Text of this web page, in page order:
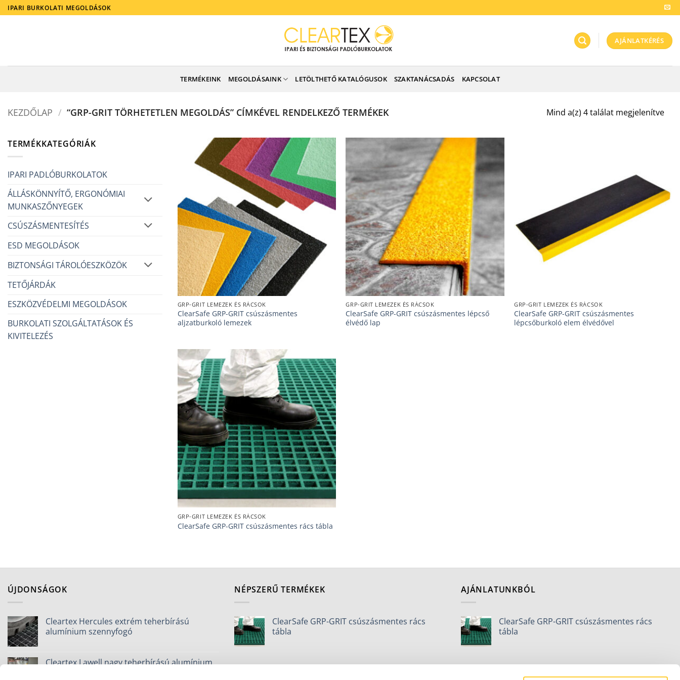
Skip
to
IPARI BURKOLATI MEGOLDÁSOK
AJÁNLATKÉRÉS
TERMÉKEINK MEGOLDÁSAINK LETÖLTHETŐ KATALÓGUSOK SZAKTANÁCSADÁS KAPCSOLAT
KEZDŐLAP / “GRP-GRIT TÖRHETETLEN MEGOLDÁS” CÍMKÉVEL RENDELKEZŐ TERMÉKEK Mind a(z) 4 találat megjelenítve
TERMÉKKATEGÓRIÁK
IPARI PADLÓBURKOLATOK
ÁLLÁSKÖNNYÍTŐ, ERGONÓMIAI
MUNKASZŐNYEGEK
CSÚSZÁSMENTESÍTÉS
ESD MEGOLDÁSOK
BIZTONSÁGI TÁROLÓESZKÖZÖK
TETŐJÁRDÁK
ESZKÖZVÉDELMI MEGOLDÁSOK
BURKOLATI SZOLGÁLTATÁSOK ÉS
KIVITELEZÉS
GRP-GRIT LEMEZEK ÉS RÁCSOK
ClearSafe GRP-GRIT csúszásmentes
aljzatburkoló lemezek
GRP-GRIT LEMEZEK ÉS RÁCSOK
ClearSafe GRP-GRIT csúszásmentes lépcső
élvédő lap
GRP-GRIT LEMEZEK ÉS RÁCSOK
ClearSafe GRP-GRIT csúszásmentes
lépcsőburkoló elem élvédővel
GRP-GRIT LEMEZEK ÉS RÁCSOK
ClearSafe GRP-GRIT csúszásmentes rács tábla
ÚJDONSÁGOK
Cleartex Hercules extrém teherbírású
alumínium szennyfogó
Cleartex Lawell nagy teherbírású alumínium
NÉPSZERŰ TERMÉKEK
ClearSafe GRP-GRIT csúszásmentes rács
tábla
AJÁNLATUNKBÓL
ClearSafe GRP-GRIT csúszásmentes rács
tábla